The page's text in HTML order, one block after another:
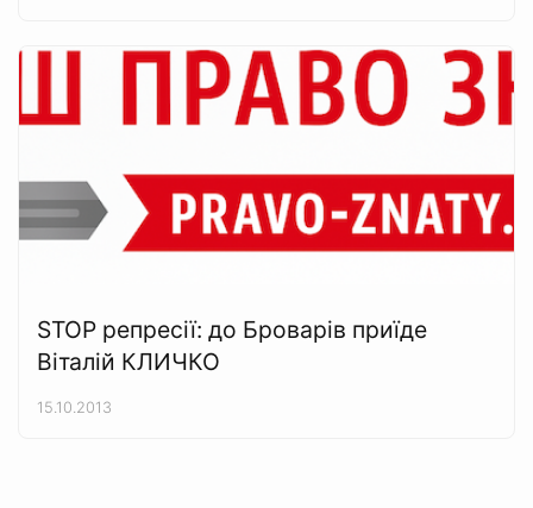
STOP репресії: до Броварів приїде
Віталій КЛИЧКО
15.10.2013